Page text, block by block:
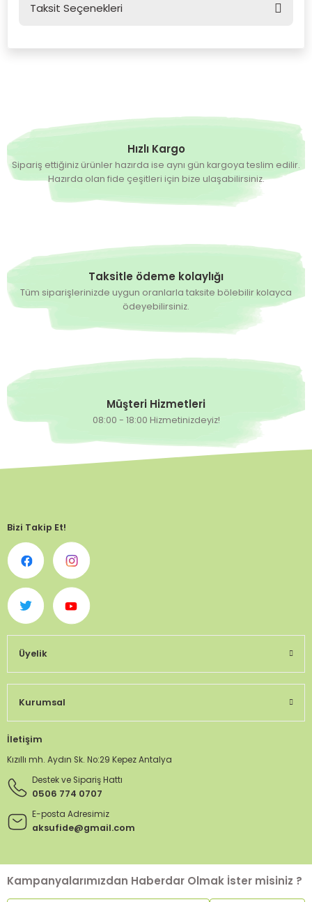
Taksit Seçenekleri
Hızlı Kargo
Sipariş ettiğiniz ürünler hazırda ise aynı gün kargoya teslim edilir.
Hazırda olan fide çeşitleri için bize ulaşabilirsiniz.
Taksitle ödeme kolaylığı
Tüm siparişlerinizde uygun oranlarla taksite bölebilir kolayca
ödeyebilirsiniz.
Müşteri Hizmetleri
08:00 - 18:00 Hizmetinizdeyiz!
Bizi Takip Et!
Üyelik
Kurumsal
İletişim
Kızıllı mh. Aydın Sk. No:29 Kepez Antalya
Destek ve Sipariş Hattı
0506 774 0707
E-posta Adresimiz
aksufide@gmail.com
Kampanyalarımızdan Haberdar Olmak İster misiniz ?